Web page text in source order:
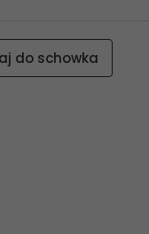
do schowka